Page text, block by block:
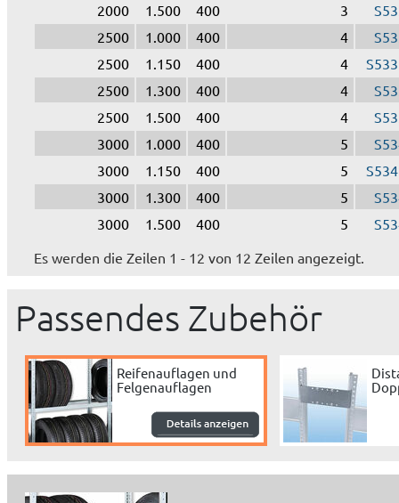
2000
1.500 400 3
2500
1.000 400 4
2500
1.150 400 4
2500
1.300 400 4
2500
1.500 400 4
3000
1.000 400 5
3000
1.150 400 5
3000
1.300 400 5
3000
1.500 400 5
Es werden die Zeilen 1 - 12 von 12 Zeilen angezeigt.
Passendes Zubehör
Reifenauflagen und
Felgenauflagen